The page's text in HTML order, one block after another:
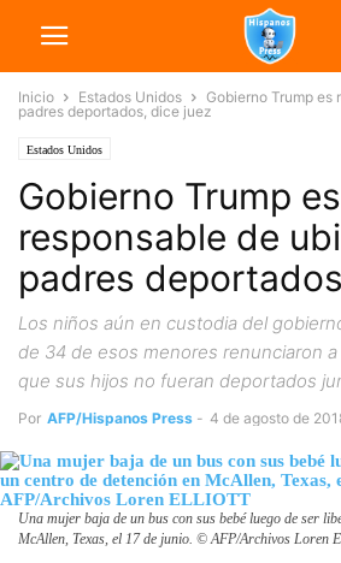
Inicio Estados Unidos
Gobierno Trump es
padres deportados, dice juez
Estados Unidos
Gobierno Trump es
responsable de
padres
Los niños aún en custodia del
de 34 de esos menores renunciaron
que sus hijos no fueran deportados
Por AFP/Hispanos Press - 4 de agosto de
Una mujer baja de un bus con sus bebé luego de ser
McAllen, Texas, el 17 de junio. © AFP/Archivos Loren